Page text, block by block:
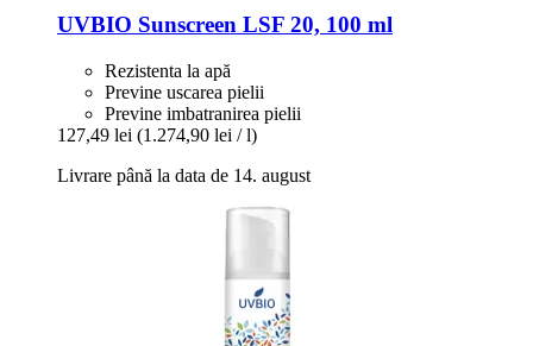
UVBIO Sunscreen LSF 20, 100 ml
Rezistenta la apă
Previne uscarea pielii
Previne imbatranirea pielii
127,49 lei (1.274,90 lei / l)
Livrare până la data de 14. august